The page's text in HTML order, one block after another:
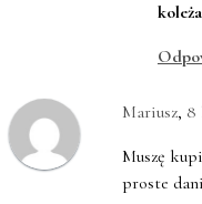
Mariusz, 8
Muszę
proste